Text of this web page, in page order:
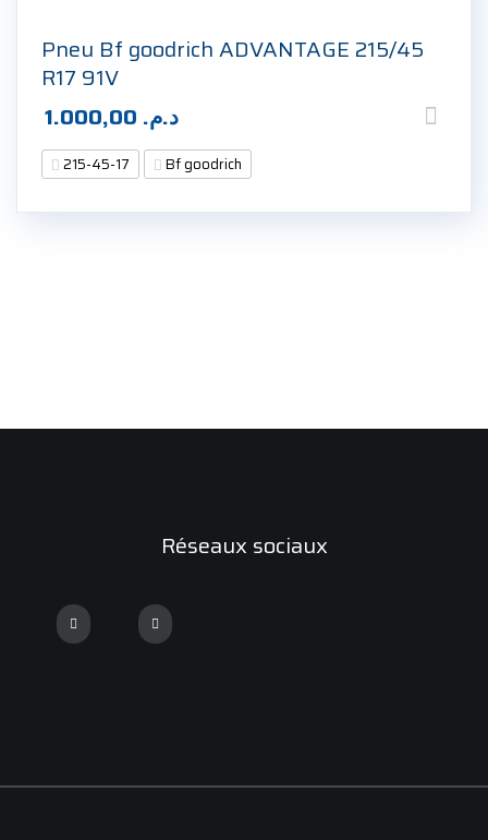
Pneu Bf goodrich ADVANTAGE 215/45
R17 91V
د.م.
215-45-17 Bf goodrich
Réseaux sociaux